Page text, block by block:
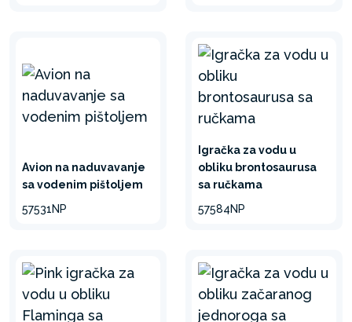
Avion na naduvavanje
sa vodenim pištoljem
57531NP
Igračka za vodu u
obliku brontosaurusa
sa ručkama
57584NP